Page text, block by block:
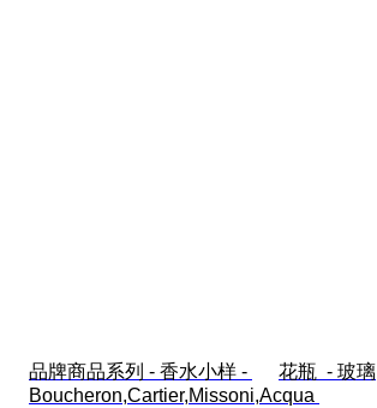
品牌商品系列 - 香水小样 -
Boucheron,Cartier,Missoni,Acqua
花瓶  - 玻璃